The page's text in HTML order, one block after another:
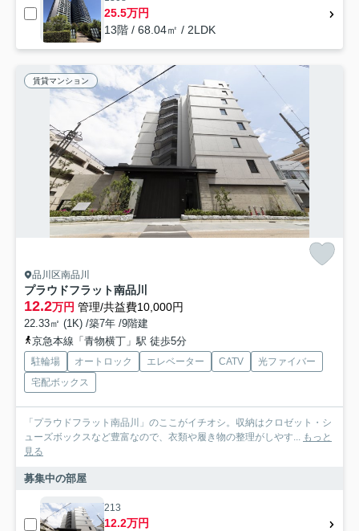
25.5万円
13階 / 68.04㎡ / 2LDK
賃貸マンション
品川区南品川
プラウドフラット南品川
12.2万円 管理/共益費10,000円
22.33㎡ (1K) /築7年 /9階建
京急本線「青物横丁」駅 徒歩5分
駐輪場 オートロック エレベーター CATV
光ファイバー
宅配ボックス
「プラウドフラット南品川」のここがイチオシ。収納はクロゼット・シ
ューズボックスなど豊富なので、衣類や履き物の整理がしやす... もっと
見る
募集中の部屋
213
12.2万円